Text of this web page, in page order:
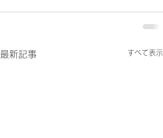
最新記事 すべて表示